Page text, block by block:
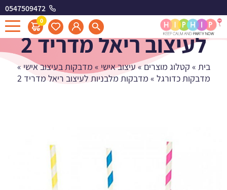
0547509472
0
מדבקות מלבניות
לעיצוב ריאל מדריד 2
בית » קטלוג מוצרים »עיצוב אישי » מדבקות בעיצוב אישי »
מדבקות כדורגל » מדבקות מלבניות לעיצוב ריאל מדריד 2